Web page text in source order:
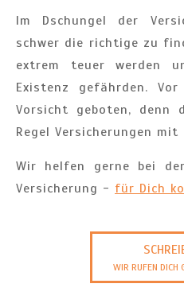
Im Dschungel der
schwer die richtige zu
extrem teuer werden
Existenz gefährden.
Vorsicht geboten, denn
Regel Versicherungen
Wir helfen gerne bei
Versicherung - für Dich
WIR RUFEN DICH